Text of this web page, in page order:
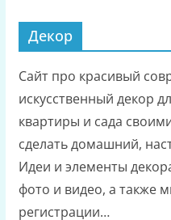
Декор
Сайт про красивый
искусственный декор
квартиры и сада
сделать домашний,
Идеи и элементы
фото и видео, а также
регистрации…